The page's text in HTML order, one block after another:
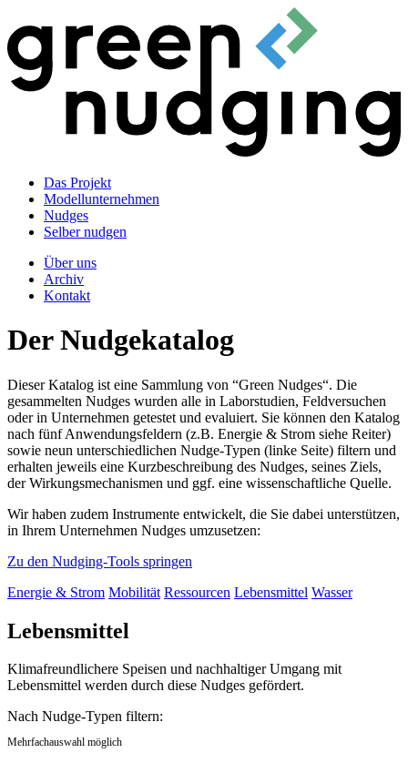
Das Projekt
Modellunternehmen
Nudges
Selber nudgen
Über uns
Archiv
Kontakt
Der Nudgekatalog
Dieser Katalog ist eine Sammlung von “Green Nudges“. Die
gesammelten Nudges wurden alle in Laborstudien, Feldversuchen
oder in Unternehmen getestet und evaluiert. Sie können den Katalog
nach fünf Anwendungsfeldern (z.B. Energie & Strom siehe Reiter)
sowie neun unterschiedlichen Nudge-Typen (linke Seite) filtern und
erhalten jeweils eine Kurzbeschreibung des Nudges, seines Ziels,
der Wirkungsmechanismen und ggf. eine wissenschaftliche Quelle.
Wir haben zudem Instrumente entwickelt, die Sie dabei unterstützen,
in Ihrem Unternehmen Nudges umzusetzen:
Zu den Nudging-Tools springen
Energie & Strom Mobilität Ressourcen Lebensmittel Wasser
Lebensmittel
Klimafreundlichere Speisen und nachhaltiger Umgang mit
Lebensmittel werden durch diese Nudges gefördert.
Nach Nudge-Typen filtern:
Mehrfachauswahl möglich